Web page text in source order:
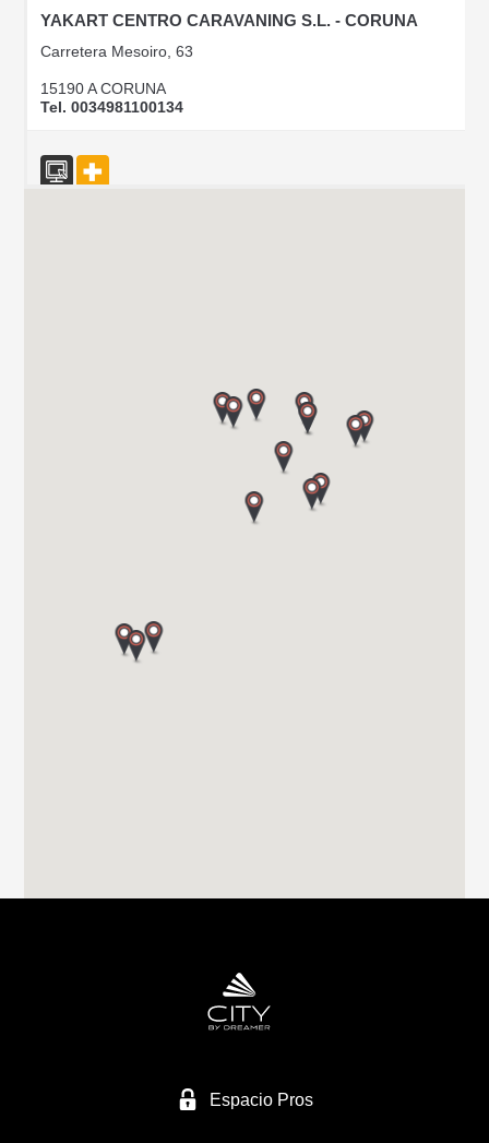
YAKART CENTRO CARAVANING S.L. - CORUNA
Carretera Mesoiro, 63
15190 A CORUNA
Tel. 0034981100134
CARAVANAS EVASION S.L.
Carretera de Santiago Nacional 540 Km 4.5 27210
CARAVANAS MURCIA SL
Espacio Pros